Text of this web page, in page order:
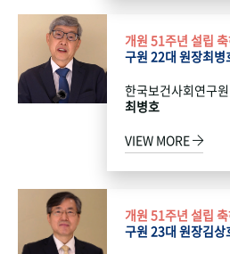
개원 51주년 설립
구원 22대 원장최병
한국보건사회연구
최병호
VIEW MORE
개원 51주년 설립
구원 23대 원장김상